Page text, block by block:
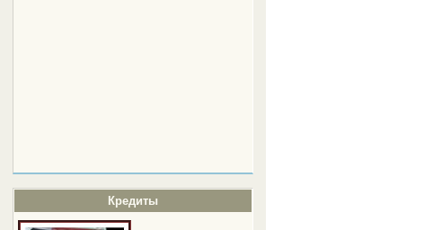
Кредиты